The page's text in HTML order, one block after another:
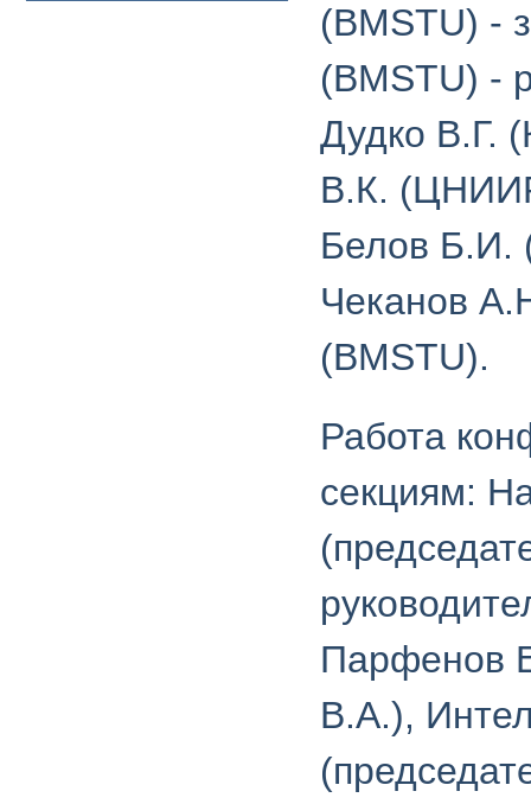
(BMSTU) -
(BMSTU) -
Дудко В.Г.
В.К.
Белов Б.И.
Чеканов
(BMSTU).
Работа
секциям:
Парфенов
В.А.),